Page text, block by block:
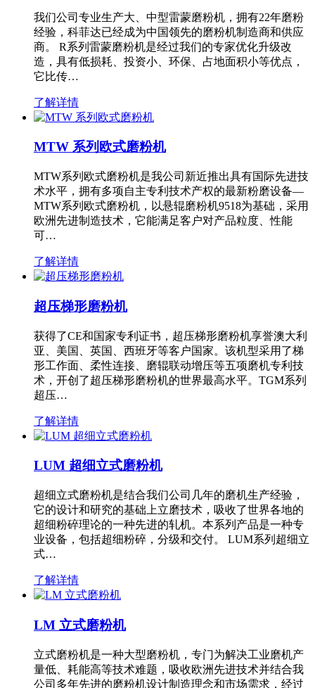
我们公司专业生产大、中型雷蒙磨粉机，拥有22年磨粉
经验，科菲达已经成为中国领先的磨粉机制造商和供应
商。 R系列雷蒙磨粉机是经过我们的专家优化升级改
造，具有低损耗、投资小、环保、占地面积小等优点，
它比传…
了解详情
MTW 系列欧式磨粉机
MTW系列欧式磨粉机是我公司新近推出具有国际先进技
术水平，拥有多项自主专利技术产权的最新粉磨设备—
MTW系列欧式磨粉机，以悬辊磨粉机9518为基础，采用
欧洲先进制造技术，它能满足客户对产品粒度、性能
可…
了解详情
超压梯形磨粉机
获得了CE和国家专利证书，超压梯形磨粉机享誉澳大利
亚、美国、英国、西班牙等客户国家。该机型采用了梯
形工作面、柔性连接、磨辊联动增压等五项磨机专利技
术，开创了超压梯形磨粉机的世界最高水平。TGM系列
超压…
了解详情
LUM 超细立式磨粉机
超细立式磨粉机是结合我们公司几年的磨机生产经验，
它的设计和研究的基础上立磨技术，吸收了世界各地的
超细粉碎理论的一种先进的轧机。本系列产品是一种专
业设备，包括超细粉碎，分级和交付。 LUM系列超细立
式…
了解详情
LM 立式磨粉机
立式磨粉机是一种大型磨粉机，专门为解决工业磨机产
量低、耗能高等技术难题，吸收欧洲先进技术并结合我
公司多年先进的磨粉机设计制造理念和市场需求，经过